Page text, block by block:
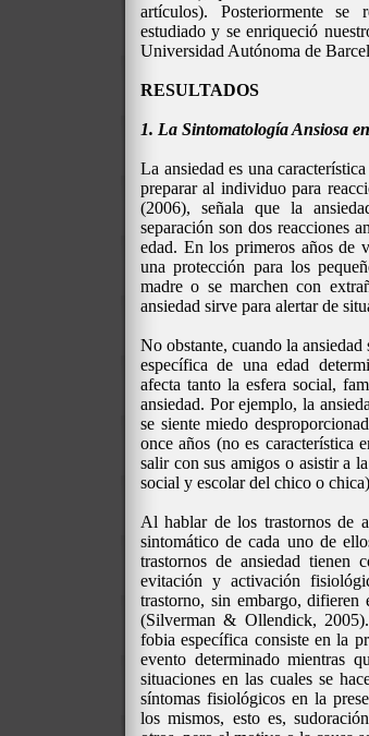
artículos). Posteriormente
estudiado y se enriqueció
Universidad Autónoma de
RESULTADOS
1. La Sintomatología Ansiosa
La ansiedad es una
preparar al individuo para
(2006), señala que la
separación son dos reacciones
edad. En los primeros años de
una protección para los
madre o se marchen con
ansiedad sirve para alertar de
No obstante, cuando la
específica de una edad
afecta tanto la esfera social,
ansiedad. Por ejemplo, la
se siente miedo
once años (no es característica
salir con sus amigos o asistir a
social y escolar del chico o
Al hablar de los trastornos de
sintomático de cada uno de
trastornos de ansiedad tienen
evitación y activación
trastorno, sin embargo,
(Silverman & Ollendick,
fobia específica consiste en la
evento determinado mientras
situaciones en las cuales se
síntomas fisiológicos en la
los mismos, esto es,